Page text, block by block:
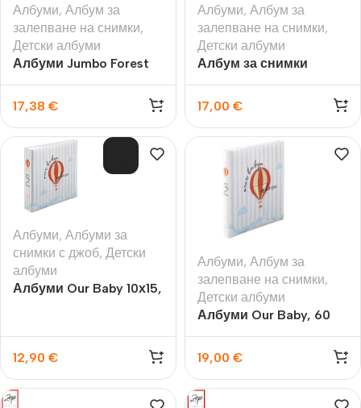
Албуми, Албум за
залепване на снимки,
Детски албуми
Албуми Jumbo Forest
залепване на вашите
снимки
17,38 €
Албуми, Албум за
залепване на снимки,
Детски албуми
Албум за снимки
29х32 см.
17,00 €
Албуми, Албуми за
снимки с джоб, Детски
албуми
Албуми Our Baby 10х15,
12,90 €
Албуми, Албум за
залепване на снимки,
Детски албуми
Албуми Our Baby, 60
вашите снимки
19,00 €